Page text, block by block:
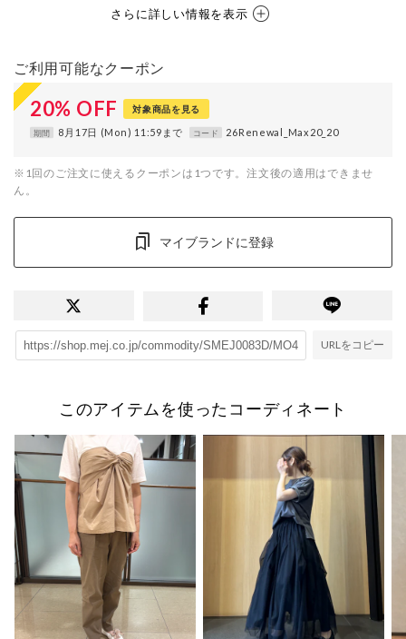
さらに詳しい情報を表示
ご利用可能なクーポン
20% OFF 対象商品を見る
期間 8月17日 (Mon) 11:59まで コード 26Renewal_Max20_20
※1回のご注文に使えるクーポンは1つです。注文後の適用はできませ
ん。
マイブランドに登録
URLをコピー
このアイテムを使ったコーディネート